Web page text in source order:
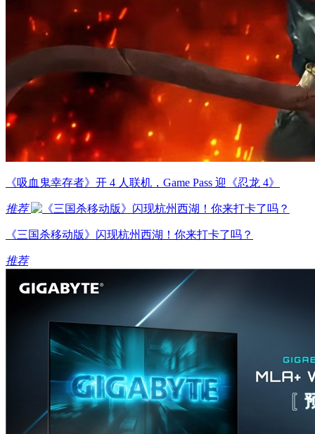
《吸血鬼幸存者》开 4 人联机，Game Pass 迎《忍龙 4》
推荐
《三国杀移动版》闪现杭州西湖！你来打卡了吗？
推荐